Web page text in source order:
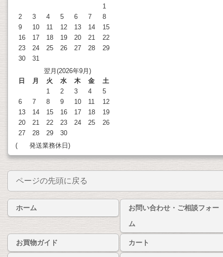
1
2
3 4 5 6 7
8
9
10 11 12 13 14
15
16
17 18 19 20 21
22
23
24 25 26 27 28
29
30
31
翌月(2026年9月)
日
月 火 水 木 金
土
1
2 3 4
5
6
7 8 9 10 11
12
13
14 15 16 17 18
19
20
21 22 23 24 25
26
27
28 29
30
(
発送業務休日)
ページの先頭に戻る
ホーム
お問い合わせ・ご相談フォー
ム
お買物ガイド カート